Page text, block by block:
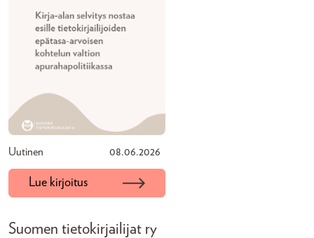
Uutinen 08.06.2026
Lue kirjoitus
Suomen tietokirjailijat ry